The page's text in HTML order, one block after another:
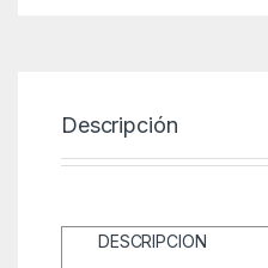
Descripción
DESCRIPCION